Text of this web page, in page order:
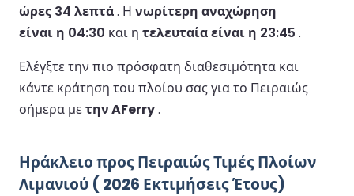
ώρες 34 λεπτά. Η νωρίτερη αναχώρηση
είναι η 04:30 και η τελευταία είναι η 23:45 .
Ελέγξτε την πιο πρόσφατη διαθεσιμότητα και
κάντε κράτηση του πλοίου σας για το Πειραιώς
σήμερα μετην AFerry.
Ηράκλειο προς Πειραιώς Τιμές Πλοίων
Λιμανιού ( 2026 Εκτιμήσεις Έτους)